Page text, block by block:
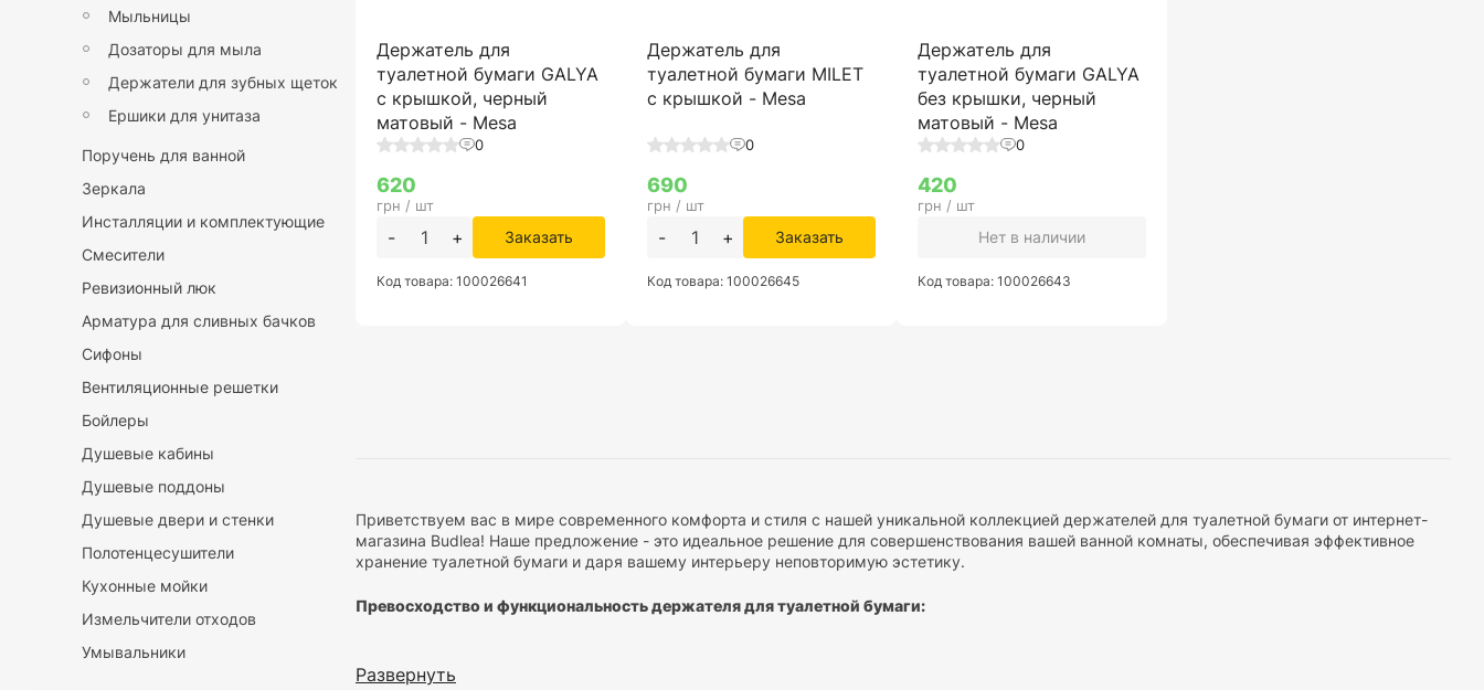
Мыльницы
Дозаторы для мыла
Держатели для зубных щеток
Ершики для унитаза
Поручень для ванной
Зеркала
Инсталляции и комплектующие
Смесители
Ревизионный люк
Арматура для сливных бачков
Сифоны
Вентиляционные решетки
Бойлеры
Душевые кабины
Душевые поддоны
Душевые двери и стенки
Полотенцесушители
Кухонные мойки
Измельчители отходов
Умывальники
Приветствуем вас в мире современного комфорта и стиля с нашей уникальной коллекцией держателей для туалетной бумаги от интернет-
магазина Budlea! Наше предложение - это идеальное решение для совершенствования вашей ванной комнаты, обеспечивая эффективное
хранение туалетной бумаги и даря вашему интерьеру неповторимую эстетику.
Превосходство и функциональность держателя для туалетной бумаги:
механизм обеспечивает легкость замены туалетной бумаги, обеспечивая бесперебойный доступ к необходимому продукту.
Развернуть
Держатель для
туалетной бумаги GALYA
с крышкой, черный
матовый - Mesa
0
620
грн / шт
- + Заказать
Код товара: 100026641
Держатель для
туалетной бумаги MILET
с крышкой - Mesa
0
690
грн / шт
- + Заказать
Код товара: 100026645
Держатель для
туалетной бумаги GALYA
без крышки, черный
матовый - Mesa
0
420
грн / шт
Нет в наличии
Код товара: 100026643